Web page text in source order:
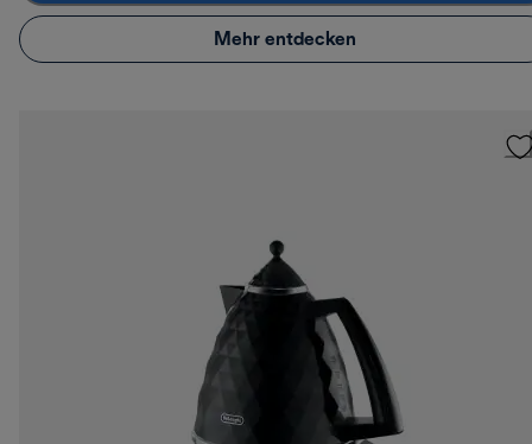
Mehr entdecken